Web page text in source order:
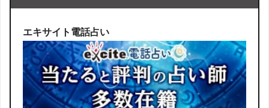
エキサイト電話占い